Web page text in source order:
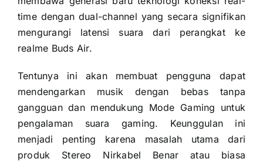
time dengan dual-channel yang secara signifikan
mengurangi latensi suara dari perangkat ke
realme Buds Air.
Tentunya ini akan membuat pengguna dapat
mendengarkan musik dengan bebas tanpa
gangguan dan mendukung Mode Gaming untuk
pengalaman suara gaming. Keunggulan ini
menjadi penting karena masalah utama dari
produk Stereo Nirkabel Benar atau biasa